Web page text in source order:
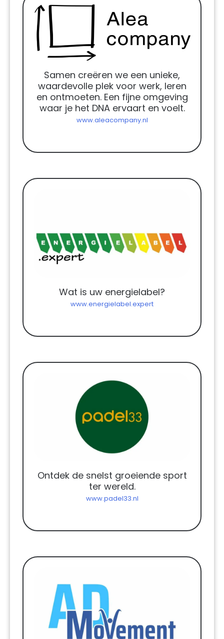
Samen creëren we een unieke,
waardevolle plek voor werk, leren
en ontmoeten. Een fijne omgeving
waar je het DNA ervaart en voelt.
www.aleacompany.nl
Wat is uw energielabel?
www.energielabel.expert
Ontdek de snelst groeiende sport
ter wereld.
www.padel33.nl